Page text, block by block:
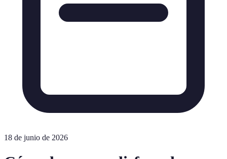
18 de junio de 2026